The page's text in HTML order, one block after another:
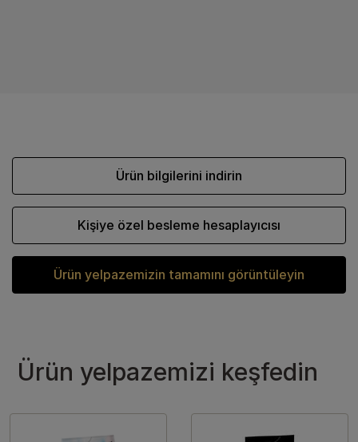
Ürün yelpazemizin tamamını görüntüleyin
Ürün bilgilerini indirin
Kişiye özel besleme hesaplayıcısı
Ürün yelpazemizi keşfedin